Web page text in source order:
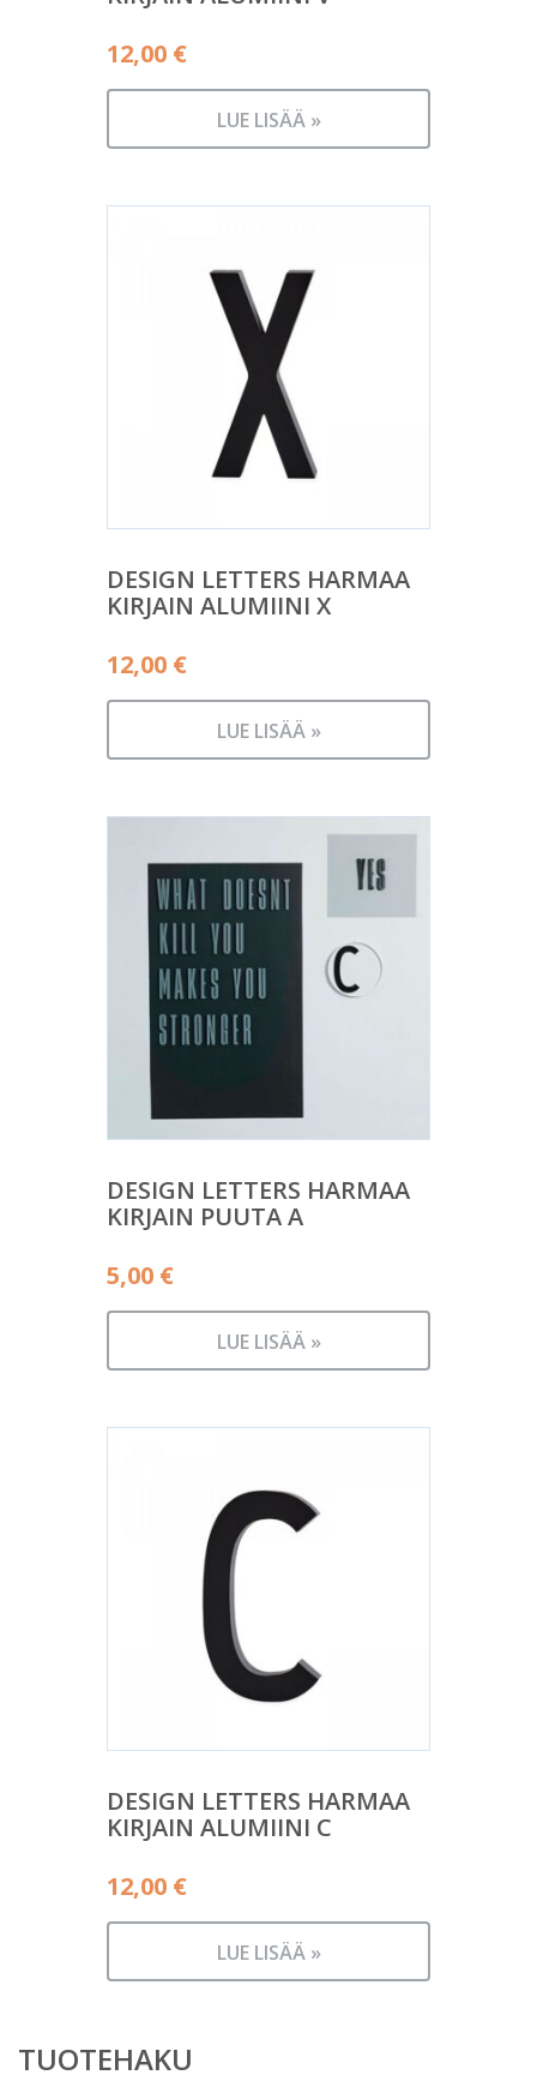
12,00 €
LUE LISÄÄ »
DESIGN LETTERS HARMAA
KIRJAIN ALUMIINI X
12,00 €
LUE LISÄÄ »
DESIGN LETTERS HARMAA
KIRJAIN PUUTA A
5,00 €
LUE LISÄÄ »
DESIGN LETTERS HARMAA
KIRJAIN ALUMIINI C
12,00 €
LUE LISÄÄ »
TUOTEHAKU